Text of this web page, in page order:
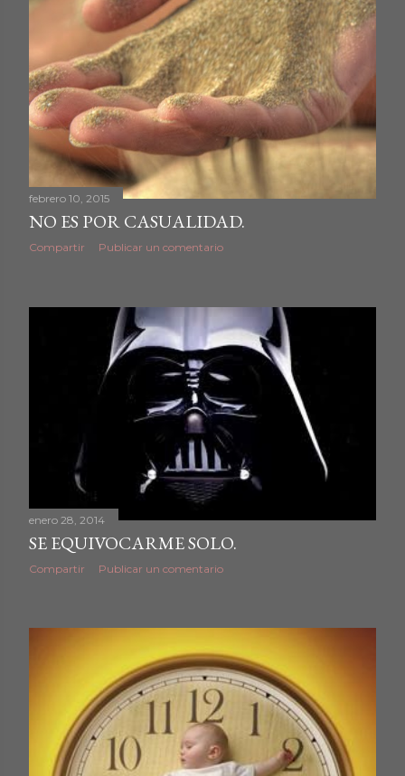
febrero 10, 2015
NO ES POR CASUALIDAD.
Compartir Publicar un comentario
enero 28, 2014
SE EQUIVOCARME SOLO.
Compartir Publicar un comentario